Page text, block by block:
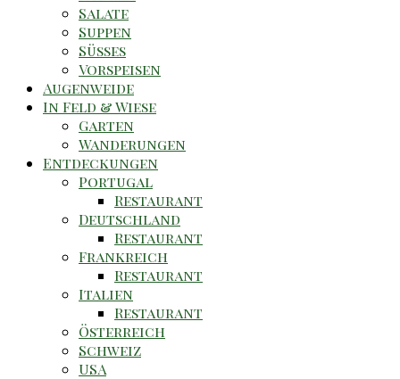
Salate
Suppen
Süsses
Vorspeisen
Augenweide
In Feld & Wiese
Garten
Wanderungen
Entdeckungen
Portugal
Restaurant
Deutschland
Restaurant
Frankreich
Restaurant
Italien
Restaurant
Österreich
Schweiz
USA